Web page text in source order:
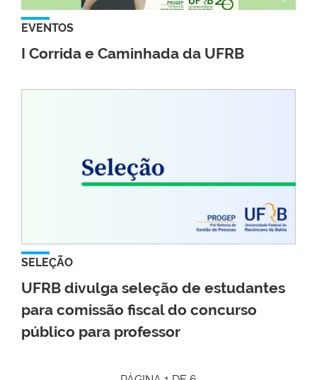
EVENTOS
I Corrida e Caminhada da UFRB
SELEÇÃO
UFRB divulga seleção de estudantes
para comissão fiscal do concurso
público para professor